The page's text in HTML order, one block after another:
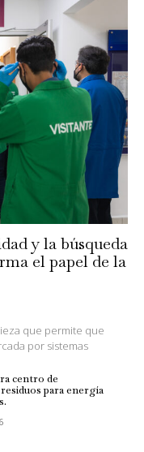
y la búsqueda
el papel de la
que permite que
por sistemas
centro de
para energía